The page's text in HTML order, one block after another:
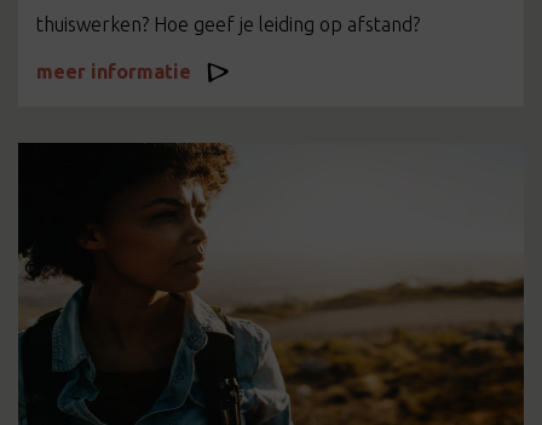
thuiswerken? Hoe geef je leiding op afstand?
meer informatie